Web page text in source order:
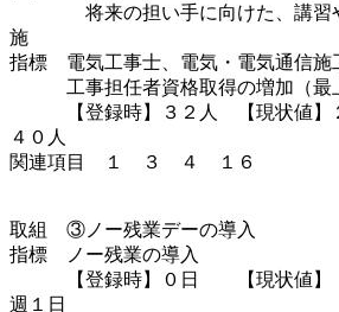
将来の担い手に向けた、講習や
施
指標 電気工事士、電気・電気通信施
工事担任者資格取得の増加（最上
【登録時】３２人 【現状値】
４０人
関連項目 １ ３ ４ １６
取組 ③ノー残業デーの導入
指標 ノー残業の導入
【登録時】０日 【現状値】
週１日